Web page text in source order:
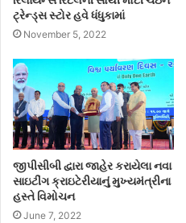
ટ્રેન્ડ્સ સ્ટોર હવે ધંધુકામાં
November 5, 2022
જીપીસીબી દ્વારા જાહેર કરાયેલા નવા
સાઇટીંગ ક્રાઇટેરીયાનું મુખ્યમંત્રીના
હસ્તે વિમોચન
June 7, 2022